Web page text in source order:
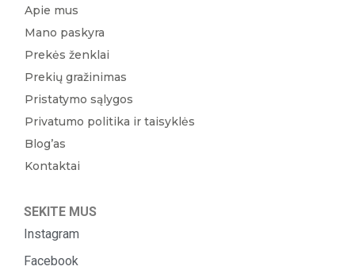
Apie mus
Mano paskyra
Prekės ženklai
Prekių gražinimas
Pristatymo sąlygos
Privatumo politika ir taisyklės
Blog’as
Kontaktai
SEKITE MUS
Instagram
Facebook